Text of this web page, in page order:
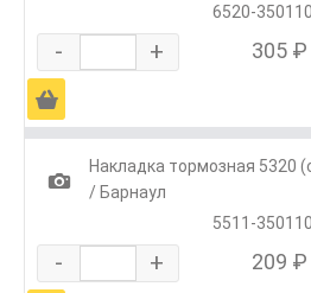
6520-
- + 305 ₽
Ä
1
Накладка тормозная 5320
/ Барнаул
5511-
- + 209 ₽